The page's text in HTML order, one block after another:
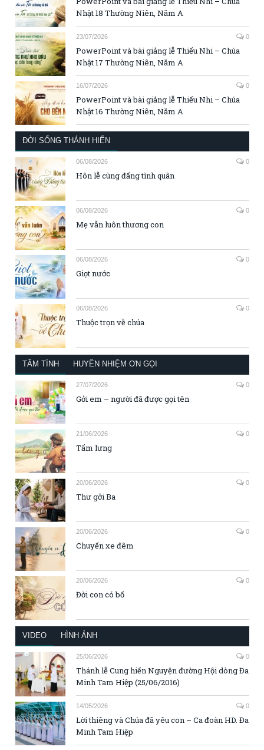
Nhật 18 Thường Niên, Năm A
23/07/2026 0
PowerPoint và bài giảng lễ Thiếu Nhi – Chúa
Nhật 17 Thường Niên, Năm A
16/07/2026 0
PowerPoint và bài giảng lễ Thiếu Nhi – Chúa
Nhật 16 Thường Niên, Năm A
ĐỜI SỐNG THÁNH HIẾN
06/08/2026 0
Hôn lễ cùng đấng tình quân
06/08/2026 0
Mẹ vẫn luôn thương con
06/08/2026 0
Giọt nước
06/08/2026 0
Thuộc trọn về chúa
TÂM TÌNH HUYỀN NHIỆM ƠN GỌI
27/07/2026 0
Gởi em – người đã được gọi tên
21/06/2026 0
Tấm lưng
20/06/2026 0
Thư gởi Ba
20/06/2026 0
Chuyến xe đêm
20/06/2026 0
Đời con có bố
VIDEO HÌNH ẢNH
25/06/2026 0
Thánh lễ Cung hiến Nguyện đường Hội dòng Đa
Minh Tam Hiệp (25/06/2016)
14/05/2026 0
Lời thiêng và Chúa đã yêu con – Ca đoàn HD. Đa
Minh Tam Hiệp